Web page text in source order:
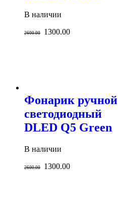
В наличии
2600.00 1300.00
Фонарик ручной
светодиодный
DLED Q5 Green
В наличии
2600.00 1300.00